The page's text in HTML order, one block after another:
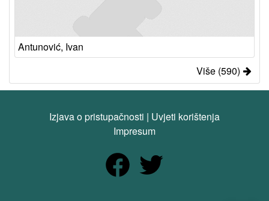
Antunović, Ivan
Više (590)
Izjava o pristupačnosti | Uvjeti korištenja
Impresum